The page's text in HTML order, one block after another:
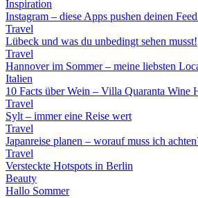
Inspiration
Instagram – diese Apps pushen deinen
Travel
Lübeck und was du unbedingt sehen musst!
Travel
Hannover im Sommer – meine liebsten
Italien
10 Facts über Wein – Villa Quaranta Wine
Travel
Sylt – immer eine Reise wert
Travel
Japanreise planen – worauf muss ich
Travel
Versteckte Hotspots in Berlin
Beauty
Hallo Sommer